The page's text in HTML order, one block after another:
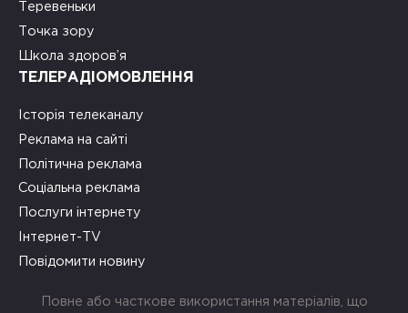
Теревеньки
Точка зору
Школа здоров’я
ТЕЛЕРАДІОМОВЛЕННЯ
Історія телеканалу
Реклама на сайті
Політична реклама
Соціальна реклама
Послуги інтернету
Інтернет-TV
Повідомити новину
Повне або часткове використання матеріалів, що